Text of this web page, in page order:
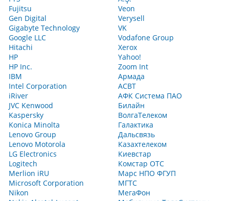
Fujitsu
Gen Digital
Gigabyte Technology
Google LLC
Hitachi
HP
HP Inc.
IBM
Intel Corporation
iRiver
JVC Kenwood
Kaspersky
Konica Minolta
Lenovo Group
Lenovo Motorola
LG Electronics
Logitech
Merlion iRU
Microsoft Corporation
Nikon
Veon
Verysell
VK
Vodafone Group
Xerox
Yahoo!
Zoom Int
Армада
АСВТ
АФК Система ПАО
Билайн
ВолгаТелеком
Галактика
Дальсвязь
Казахтелеком
Киевстар
Комстар ОТС
Марс НПО ФГУП
МГТС
МегаФон